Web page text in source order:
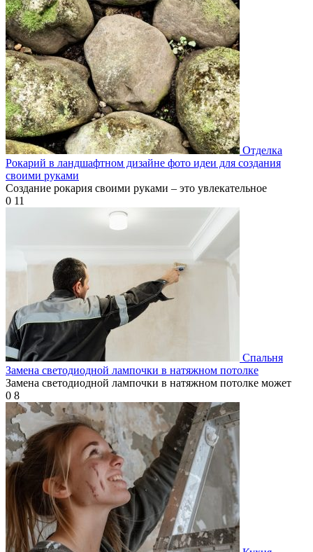
Отделка
Рокарий в ландшафтном дизайне фото идеи для создания
своими руками
Создание рокария своими руками – это увлекательное
0 11
Спальня
Замена светодиодной лампочки в натяжном потолке
Замена светодиодной лампочки в натяжном потолке может
0 8